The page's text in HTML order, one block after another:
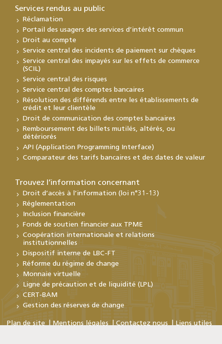
Services rendus au public
Réclamation
Portail des usagers des services d’intérêt commun
Droit au compte
Service central des incidents de paiement sur chèques
Service central des impayés sur les effets de commerce
(SCIL)
Service central des risques
Service central des comptes bancaires
Résolution des différends entre les établissements de
crédit et leur clientèle
Droit de communication des comptes bancaires
Remboursement des billets mutilés, altérés, ou
détériorés
API (Application Programming Interface)
Comparateur des tarifs bancaires et des dates de valeur
Trouvez l’information concernant
Droit d’accès à l’information (loi n°31-13)
Réglementation
Inclusion financière
Fonds de soutien financier aux TPME
Coopération internationale et relations
institutionnelles
Dispositif interne de LBC-FT
Réforme du régime de change
Monnaie virtuelle
Ligne de précaution et de liquidité (LPL)
CERT-BAM
Gestion des réserves de change
Plan de site Mentions légales Contactez nous Liens utiles